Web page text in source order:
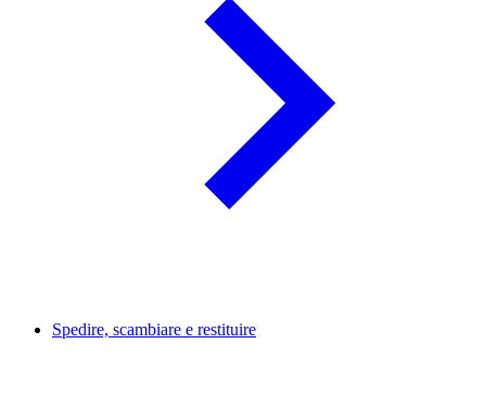
Spedire, scambiare e restituire